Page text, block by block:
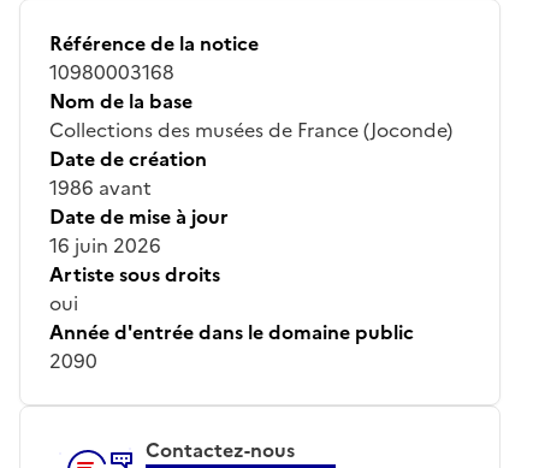
Référence de la notice
10980003168
Nom de la base
Collections des musées de France (Joconde)
Date de création
1986 avant
Date de mise à jour
16 juin 2026
Artiste sous droits
oui
Année d'entrée dans le domaine public
2090
Contactez-nous